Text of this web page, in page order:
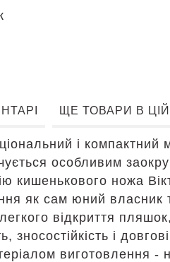
ЩЕ ТОВАРИ В ЦІЙ
і компактний
особливим
кишенькового ножа
як сам юний власник
відкриття
зносостійкість і
виготовлення -